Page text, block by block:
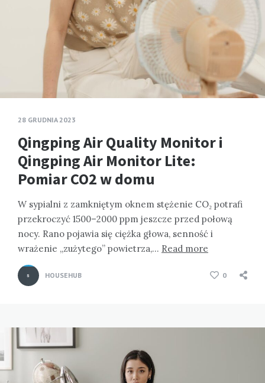
28 GRUDNIA 2023
Qingping Air Quality Monitor i
Qingping Air Monitor Lite:
Pomiar CO2 w domu
W sypialni z zamkniętym oknem stężenie CO₂ potrafi
przekroczyć 1500–2000 ppm jeszcze przed połową
nocy. Rano pojawia się ciężka głowa, senność i
wrażenie „zużytego” powietrza,… Read more
HOUSEHUB 0